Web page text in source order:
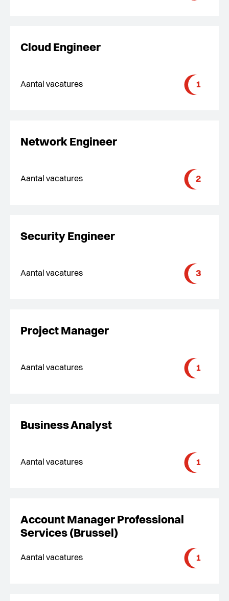
Cloud Engineer
Aantal vacatures 1
Network Engineer
Aantal vacatures 2
Security Engineer
Aantal vacatures 3
Project Manager
Aantal vacatures 1
Business Analyst
Aantal vacatures 1
Account Manager Professional
Services (Brussel)
Aantal vacatures 1